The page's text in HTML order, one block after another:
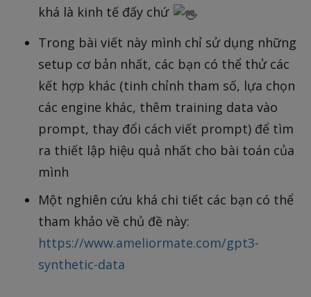
khá là kinh tế đấy chứ
Trong bài viết này mình chỉ sử dụng những
setup cơ bản nhất, các bạn có thể thử các
kết hợp khác (tinh chỉnh tham số, lựa chọn
các engine khác, thêm training data vào
prompt, thay đổi cách viết prompt) để tìm
ra thiết lập hiệu quả nhất cho bài toán của
mình
Một nghiên cứu khá chi tiết các bạn có thể
tham khảo về chủ đề này:
https://www.ameliormate.com/gpt3-
synthetic-data